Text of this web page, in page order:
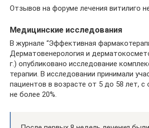
Отзывов на форуме лечения витилиго
Медицинские исследования
В журнале “Эффективная
Дерматовенерология и
г.) опубликовано исследование
терапии. В исследовании принимали
пациентов в возрасте от 5 до 58 лет, с
не более 20%.